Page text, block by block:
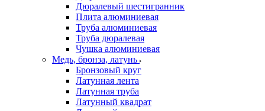
Дюралевый шестигранник
Плита алюминиевая
Труба алюминиевая
Труба дюралевая
Чушка алюминиевая
Медь, бронза, латунь
Бронзовый круг
Латунная лента
Латунная труба
Латунный квадрат